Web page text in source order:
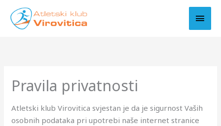
content
Pravila privatnosti
Atletski klub Virovitica svjestan je da je sigurnost Vaših
osobnih podataka pri upotrebi naše internet stranice